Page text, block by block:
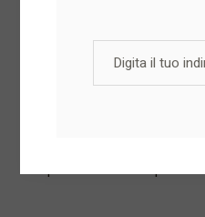
Delizie siciliane
Specialità Pasquali